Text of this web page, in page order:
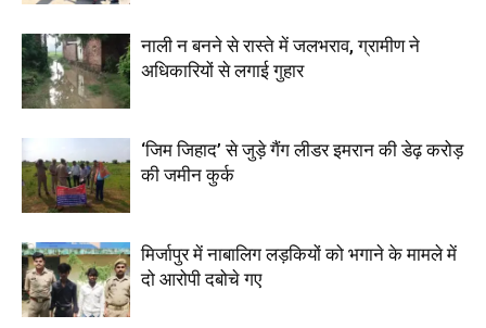
नाली न बनने से रास्ते में जलभराव, ग्रामीण ने
अधिकारियों से लगाई गुहार
‘जिम जिहाद’ से जुड़े गैंग लीडर इमरान की डेढ़ करोड़
की जमीन कुर्क
मिर्जापुर में नाबालिग लड़कियों को भगाने के मामले में
दो आरोपी दबोचे गए